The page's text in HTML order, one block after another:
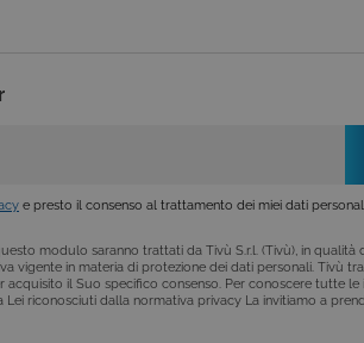
e presto il consenso al trattamento dei miei dati
modulo saranno trattati da Tivù S.r.l. (Tivù), in qualità
vigente in materia di protezione dei dati personali. Tivù
il Suo specifico consenso. Per conoscere tutte le
riconosciuti dalla normativa privacy La invitiamo a
stato della sessione.
generato in modo
pagina in un sito e
un valore univoco
delle visualizzazioni di